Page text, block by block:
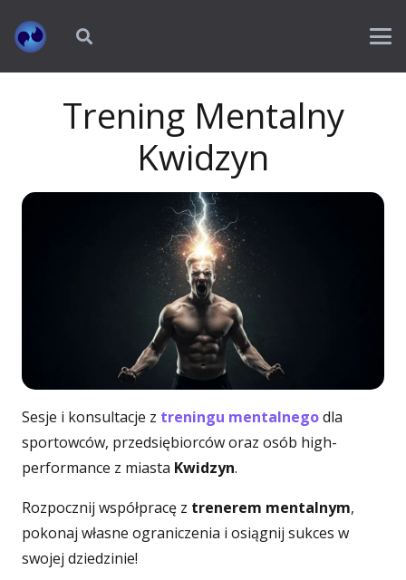
Trening Mentalny
Kwidzyn
Sesje i konsultacje z treningu mentalnegodla
sportowców, przedsiębiorców oraz osób high-
performance z miasta Kwidzyn.
Rozpocznij współpracę z trenerem mentalnym,
pokonaj własne ograniczenia i osiągnij sukces w
swojej dziedzinie!